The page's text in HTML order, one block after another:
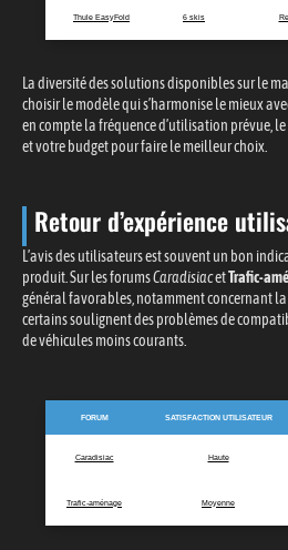
Thule EasyFold 6 skis
La diversité des solutions disponibles sur le
choisir le modèle qui s’harmonise le mieux
en compte la fréquence d’utilisation prévue,
et votre budget pour faire le meilleur choix.
Retour d’expérience
L’avis des utilisateurs est souvent un bon
produit. Sur les forumsCaradisiacetTrafic-
général favorables, notamment concernant
certains soulignent des problèmes de
de véhicules moins courants.
FORUM SATISFACTION UTILISATEUR
Caradisiac Haute
Trafic-aménage Moyenne